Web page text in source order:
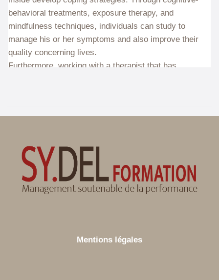
Mentions légales